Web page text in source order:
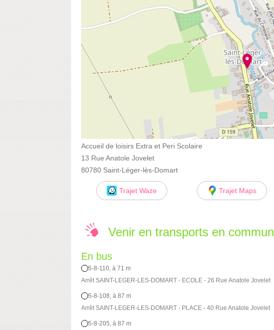
Accueil de loisirs Extra et Peri Scolaire
13 Rue Anatole Jovelet
80780 Saint-Léger-lès-Domart
Trajet Waze Trajet Maps
Venir en transports en commun
En bus
5-8-110, à 71 m
Arrêt SAINT-LEGER-LES-DOMART - ECOLE - 26 Rue Anatole Jovelet
5-8-108, à 87 m
Arrêt SAINT-LEGER-LES-DOMART - PLACE - 40 Rue Anatole Jovelet
5-8-205, à 87 m